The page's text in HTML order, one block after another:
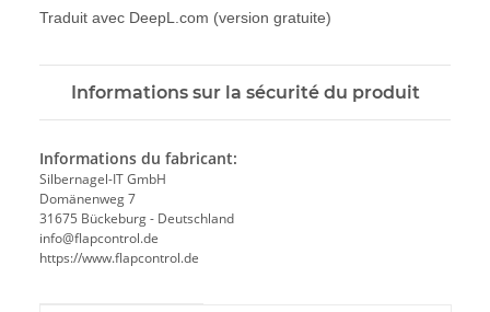
Traduit avec DeepL.com (version gratuite)
Informations sur la sécurité du produit
Informations du fabricant:
Silbernagel-IT GmbH
Domänenweg 7
31675 Bückeburg - Deutschland
info@flapcontrol.de
https://www.flapcontrol.de